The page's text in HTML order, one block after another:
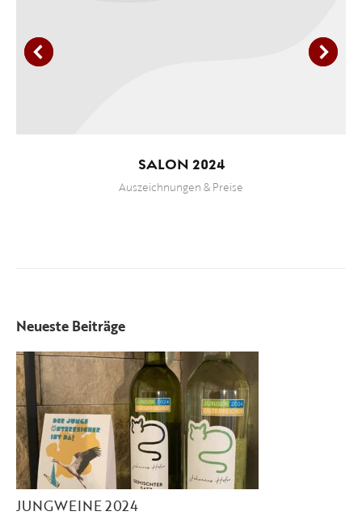
SALON 2024
Auszeichnungen & Preise
Neueste Beiträge
JUNGWEINE 2024